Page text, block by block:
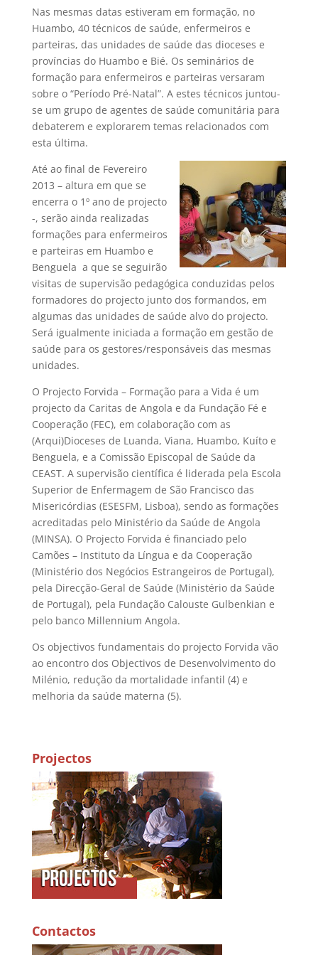
Nas mesmas datas estiveram em formação, no
Huambo, 40 técnicos de saúde, enfermeiros e
parteiras, das unidades de saúde das dioceses e
províncias do Huambo e Bié. Os seminários de
formação para enfermeiros e parteiras versaram
sobre o “Período Pré-Natal”. A estes técnicos juntou-
se um grupo de agentes de saúde comunitária para
debaterem e explorarem temas relacionados com
esta última.
Até ao final de Fevereiro
2013 – altura em que se
encerra o 1º ano de projecto
-, serão ainda realizadas
formações para enfermeiros
e parteiras em Huambo e
Benguela a que se seguirão
visitas de supervisão pedagógica conduzidas pelos
formadores do projecto junto dos formandos, em
algumas das unidades de saúde alvo do projecto.
Será igualmente iniciada a formação em gestão de
saúde para os gestores/responsáveis das mesmas
unidades.
O Projecto Forvida – Formação para a Vida é um
projecto da Caritas de Angola e da Fundação Fé e
Cooperação (FEC), em colaboração com as
(Arqui)Dioceses de Luanda, Viana, Huambo, Kuíto e
Benguela, e a Comissão Episcopal de Saúde da
CEAST. A supervisão científica é liderada pela Escola
Superior de Enfermagem de São Francisco das
Misericórdias (ESESFM, Lisboa), sendo as formações
acreditadas pelo Ministério da Saúde de Angola
(MINSA). O Projecto Forvida é financiado pelo
Camões – Instituto da Língua e da Cooperação
(Ministério dos Negócios Estrangeiros de Portugal),
pela Direcção-Geral de Saúde (Ministério da Saúde
de Portugal), pela Fundação Calouste Gulbenkian e
pelo banco Millennium Angola.
Os objectivos fundamentais do projecto Forvida vão
ao encontro dos Objectivos de Desenvolvimento do
Milénio, redução da mortalidade infantil (4) e
melhoria da saúde materna (5).
Projectos
Contactos